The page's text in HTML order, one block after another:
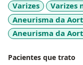
Varizes Varizes
Aneurisma da
Aneurisma da
Pacientes que trato